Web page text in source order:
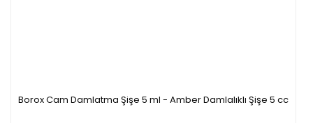
Borox Cam Damlatma Şişe 5 ml - Amber Damlalıklı Şişe 5 cc